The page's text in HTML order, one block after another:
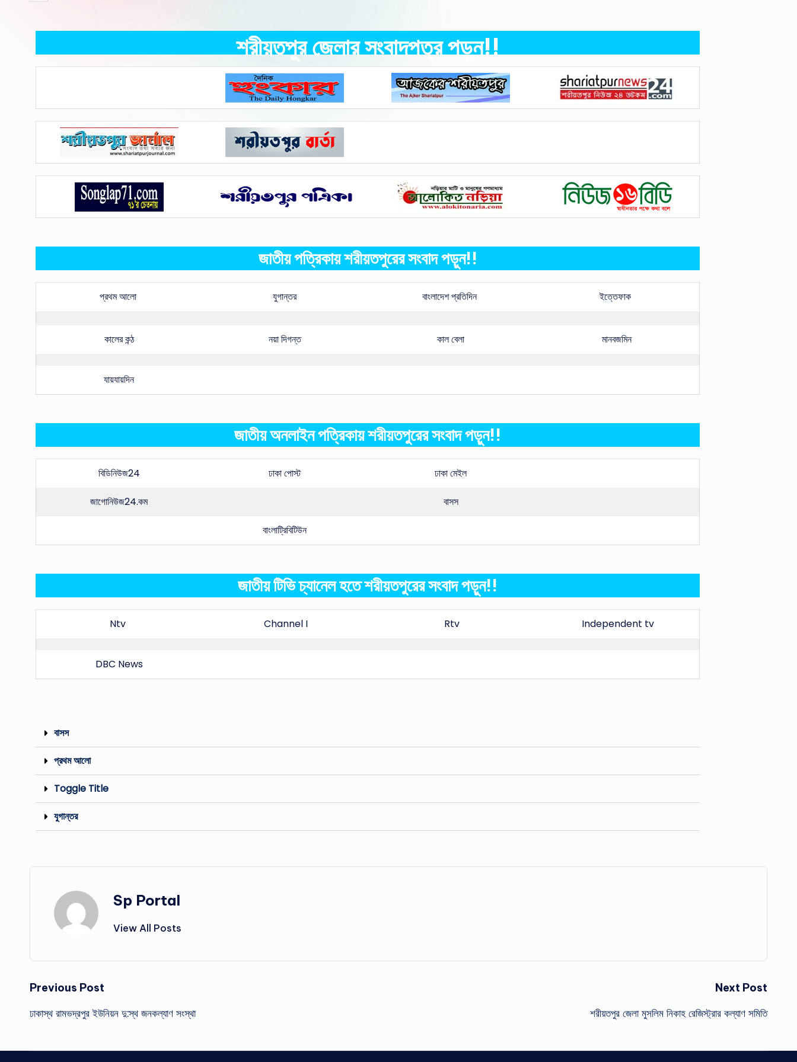
শরীয়তপুর জেলার সংবাদপত্র পড়ুন!!
জাতীয় পত্রিকায় শরীয়তপুরের সংবাদ পড়ুন!!
প্রথম আলো যুগান্তর বাংলাদেশ প্রতিদিন ইত্তেফাক
কালের কন্ঠ নয়া দিগন্ত কাল বেলা মানবজমিন
যায়যায়দিন
জাতীয় অনলাইন পত্রিকায় শরীয়তপুরের সংবাদ পড়ুন!!
বিডিনিউজ24 ঢাকা পোস্ট ঢাকা মেইল
জাগোনিউজ24.কম বাসস
বাংলাট্রিবিটিউন
জাতীয় টিভি চ্যানেল হতে শরীয়তপুরের সংবাদ পড়ুন!!
Ntv Channel I Rtv Independent tv
DBC News
বাসস
প্রথম আলো
Toggle Title
যুগান্তর
Sp Portal
View All Posts
Previous Post
ঢাকাস্থ রামভদ্রপুর ইউনিয়ন দু:স্থ জনকল্যাণ সংস্থা
Next Post
শরীয়তপুর জেলা মুসলিম নিকাহ রেজিস্ট্রার কল্যাণ সমিতি